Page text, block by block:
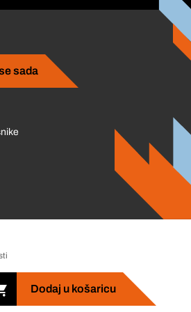
Dodaj u košaricu
sada
The Berner Group. All rights reserved.